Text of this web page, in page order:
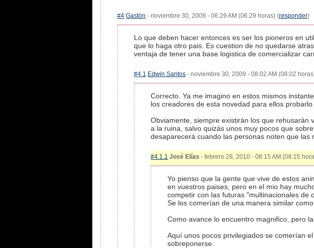
#4 Gastòn - noviembre 30, 2009 - 06:29 AM (06:29 horas) (responder)
Lo que deben hacer entonces es ser los pioneros en
que lo haga otro pais. Es cuestion de no quedarse
ventaja de tener una base logistica de comercializar
#4.1 Edwin Santos - noviembre 30, 2009 - 08:02 AM (08:02
Correcto. Ya me imagino en estos mismos
los creadores de esta novedad para ellos probarlo
Obviamente, siempre existirán los que
a la ruina, salvo quizás unos muy pocos que
desaparecerá cuando las personas noten que las
#4.1.1 José Elías - febrero 28, 2010 - 08:15 AM (08:15
Yo pienso que la gente que vive de estos
en vuestros paises, pero en el mio hay
competir con las futuras "multinacionales de
Se los comerían de una manera similar
Como avance lo encuentro magnifico, pero
Aquí unos pocos privilegiados se comerían
sobreponerse.